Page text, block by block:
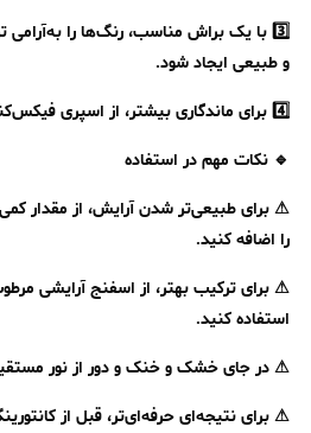
3️⃣ با یک براش مناسب، رنگ‌ها را
و طبیعی ایجاد شود.
4️⃣ برای ماندگاری بیشتر، از اسپری فیکس‌کننده استفاده کنید.
🔹 نکات مهم در استفاده
⚠ برای طبیعی‌تر شدن آرایش، از مقدار
را اضافه کنید.
⚠ برای ترکیب بهتر، از اسفنج آرایشی
استفاده کنید.
⚠ در جای خشک و خنک و دور از نور
⚠ برای نتیجه‌ای حرفه‌ای‌تر، قبل از